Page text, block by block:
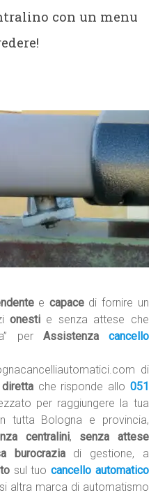
con un menu
e capacedi fornire un
onesti e senza attese che
per Assistenza cancello
di
direttache risponde allo 051
per raggiungere la tua
Bologna e provincia,
centralini, senza attese
burocraziadi gestione, a
sul tuo cancello automatico
altra marca di automatismo